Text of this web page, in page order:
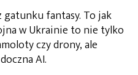
fantasy. To jak
w Ukrainie to nie tylko
czy drony, ale
AI.